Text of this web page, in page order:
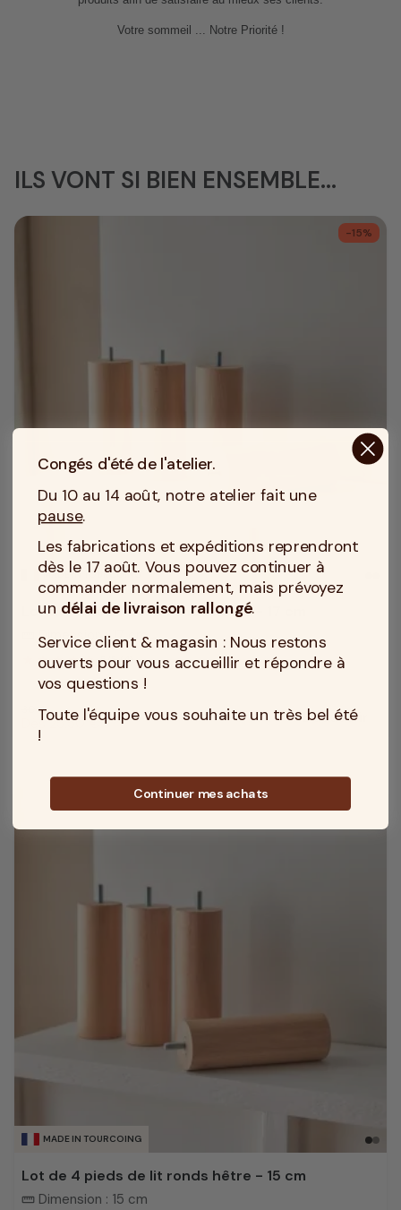
Votre sommeil ... Notre Priorité !
ILS VONT SI BIEN ENSEMBLE...
MADE IN TOURCOING
-15%
Lot de 4 pieds de lit ronds hêtre - 17 cm
Dimension : 17 cm
5/5 (4)
Prix habituel
30 €
Prix promotionnel
Dès 25,50 € Découvrir
MADE IN TOURCOING
Lot de 4 pieds de lit ronds hêtre - 15 cm
straighten Dimension : 15 cm
Congés d'été de l'atelier.
Du 10 au 14 août, notre atelier fait une
pause.
Les fabrications et expéditions reprendront
dès le 17 août. Vous pouvez continuer à
commander normalement, mais prévoyez
un délai de livraison rallongé.
Service client & magasin : Nous restons
ouverts pour vous accueillir et répondre à
vos questions !
Toute l'équipe vous souhaite un très bel été
!
Continuer mes achats